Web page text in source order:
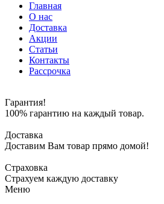
Главная
О нас
Доставка
Акции
Статьи
Контакты
Рассрочка
Гарантия!
100% гарантию на каждый товар.
Доставка
Доставим Вам товар прямо домой!
Страховка
Страхуем каждую доставку
Меню